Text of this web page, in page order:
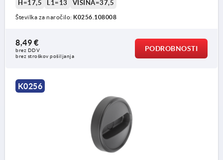
H=17,5
L1=13 VIŠINA=37,5
Številka za naročilo: K0256.108008
8,49 €
brez DDV
brez stroškov pošiljanja
PODROBNOSTI
K0256